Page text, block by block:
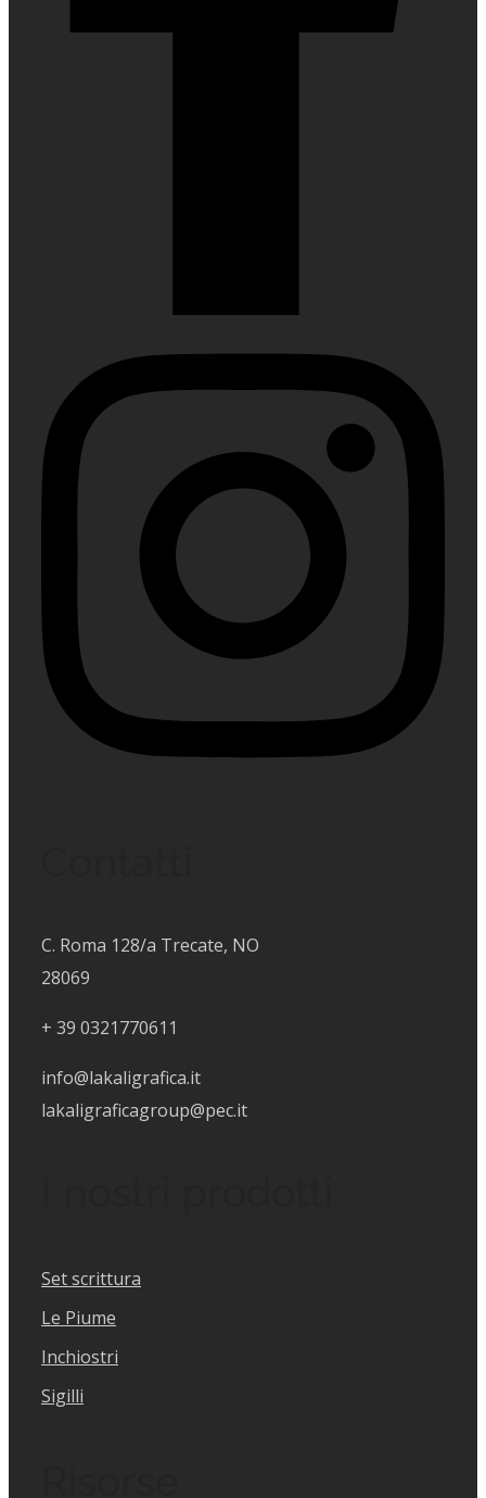
C. Roma 128/a Trecate, NO
28069
+ 39 0321770611
info@lakaligrafica.it
lakaligraficagroup@pec.it
Set scrittura
Le Piume
Inchiostri
Sigilli